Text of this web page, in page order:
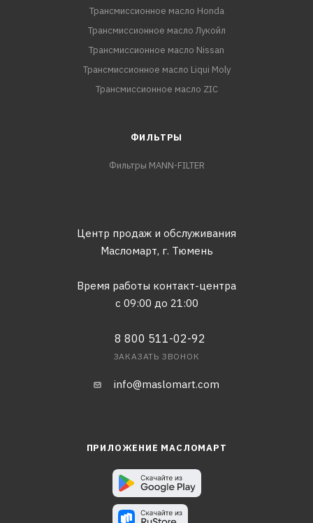
Трансмиссионное масло Honda
Трансмиссионное масло Лукойл
Трансмиссионное масло Nissan
Трансмиссионное масло Liqui Moly
Трансмиссионное масло ZIC
ФИЛЬТРЫ
Фильтры MANN-FILTER
Центр продаж и обслуживания
Масломарт, г. Тюмень
Время работы контакт-центра
с 09:00 до 21:00
8 800 511-02-92
ЗАКАЗАТЬ ЗВОНОК
info@maslomart.com
ПРИЛОЖЕНИЕ МАСЛОМАРТ